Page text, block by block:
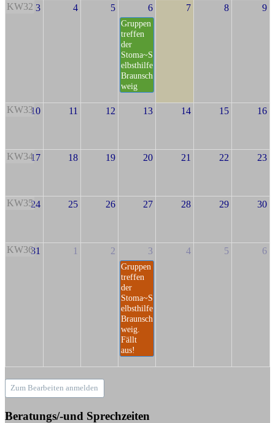
KW32 3 4 5 6
Gruppen
treffen
der
Stoma~S
elbsthilfe
Braunsch
weig
7 8 9
KW3310 11 12 13 14 15 16
KW3417 18 19 20 21 22 23
KW3524 25 26 27 28 29 30
KW3631 1 2 3
Gruppen
treffen
der
Stoma~S
elbsthilfe
Braunsch
weig.
Fällt
aus!
4 5 6
Zum Bearbeiten anmelden
Beratungs/-und Sprechzeiten